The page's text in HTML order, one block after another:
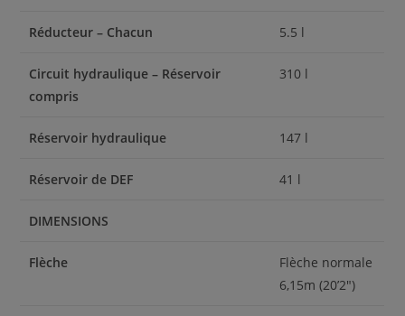
Réducteur – Chacun 5.5 l
Circuit hydraulique – Réservoir
compris
310 l
Réservoir hydraulique 147 l
Réservoir de DEF 41 l
DIMENSIONS
Flèche
Flèche normale
6,15m (20’2″)